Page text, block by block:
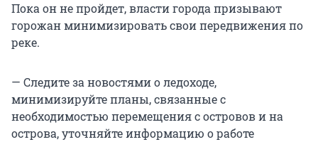
Пока он не пройдет, власти города призывают
горожан минимизировать свои передвижения по
реке.
— Следите за новостями о ледоходе,
минимизируйте планы, связанные с
необходимостью перемещения с островов и на
острова, уточняйте информацию о работе